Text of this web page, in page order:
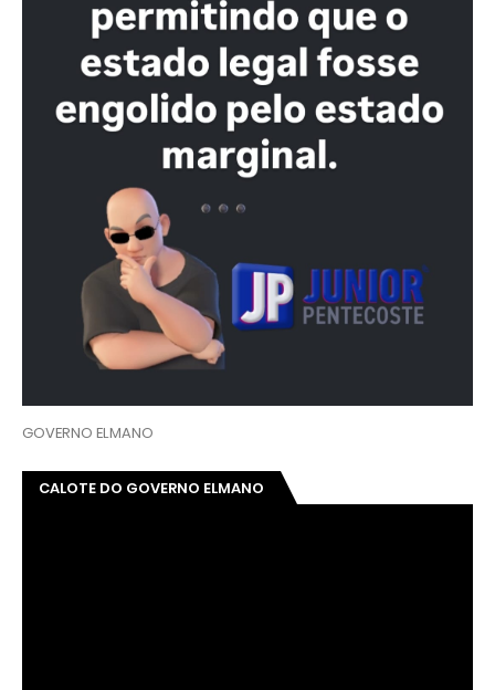
GOVERNO ELMANO
CALOTE DO GOVERNO ELMANO